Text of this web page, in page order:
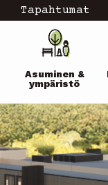
Tapahtumat
Asuminen &
ympäristö